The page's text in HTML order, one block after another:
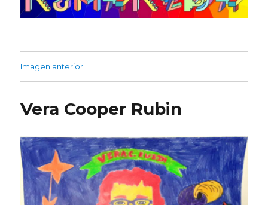
Imagen anterior
Vera Cooper Rubin